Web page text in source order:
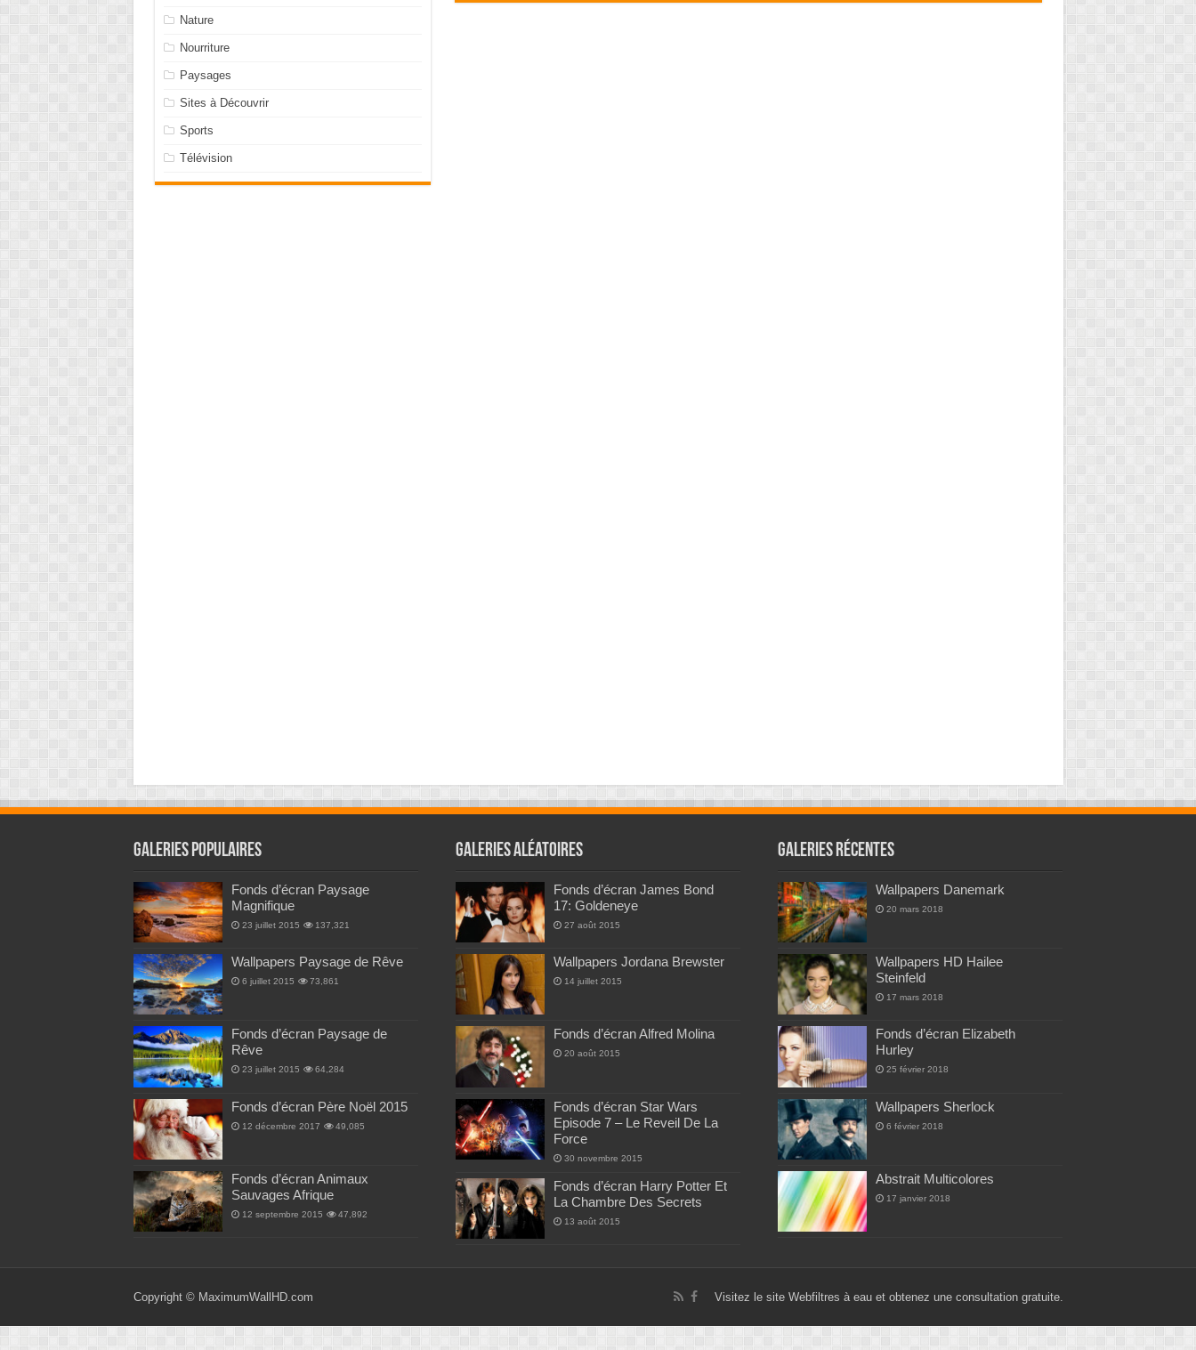
Nature
Nourriture
Paysages
Sites à Découvrir
Sports
Télévision
Galeries Populaires
Fonds d’écran Paysage
Magnifique
23 juillet 2015 137,321
Wallpapers Paysage de Rêve
6 juillet 2015 73,861
Fonds d’écran Paysage de
Rêve
23 juillet 2015 64,284
Fonds d’écran Père Noël 2015
12 décembre 2017 49,085
Fonds d’écran Animaux
Sauvages Afrique
12 septembre 2015 47,892
Galeries Aléatoires
Fonds d’écran James Bond
17: Goldeneye
27 août 2015
Wallpapers Jordana Brewster
14 juillet 2015
Fonds d’écran Alfred Molina
20 août 2015
Fonds d’écran Star Wars
Episode 7 – Le Reveil De La
Force
30 novembre 2015
Fonds d’écran Harry Potter Et
La Chambre Des Secrets
13 août 2015
Galeries Récentes
Wallpapers Danemark
20 mars 2018
Wallpapers HD Hailee
Steinfeld
17 mars 2018
Fonds d’écran Elizabeth
Hurley
25 février 2018
Wallpapers Sherlock
6 février 2018
Abstrait Multicolores
17 janvier 2018
Visitez le site Webfiltres à eauet obtenez une consultation gratuite.
Copyright © MaximumWallHD.com